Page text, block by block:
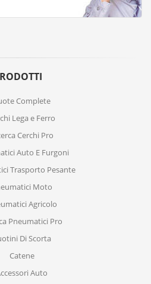
Complete
Lega e Ferro
Cerchi Pro
Auto E Furgoni
Trasporto Pesante
Moto
Agricolo
Pneumatici Pro
Di Scorta
Catene
Auto